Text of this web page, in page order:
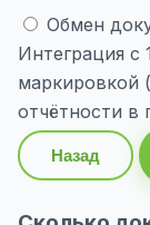
Обмен
Интеграция с
маркировкой
отчётности в
Назад